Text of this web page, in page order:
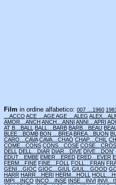
Film in ordine alfabetico: 007 …1960
…ACCO ACE …AGEAGE …ALEG
AMOR…ANCH ANCH…ANNI ANNI…APRI
AT B…BALL BALL…BARB BARB…BEAU
BLEE…BOMB BON …BREA BREA…BUON
CARO…CAVA CAVA…CHAO CHAP…CHIL
COME…CONS CONS…COSE COSE…CROS
DELL DELL…DIAR DIAR…DIVE DIVE…DON'
EDUT…EMBE EMER…ERED ERED…EVER
FERM…FINE FINE…FOLL FOLL…FRAN
GENI…GIOC GIOC…GIUL GIUL…GOOD
HARR HARR…HERI HERM…HOLL
IMPI…INCO INCO…INSE INSE…INVI